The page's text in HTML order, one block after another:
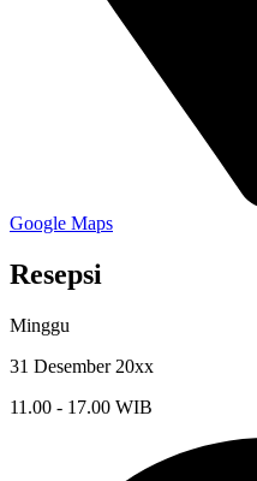
Google Maps
Resepsi
Minggu
31 Desember 20xx
11.00 - 17.00 WIB